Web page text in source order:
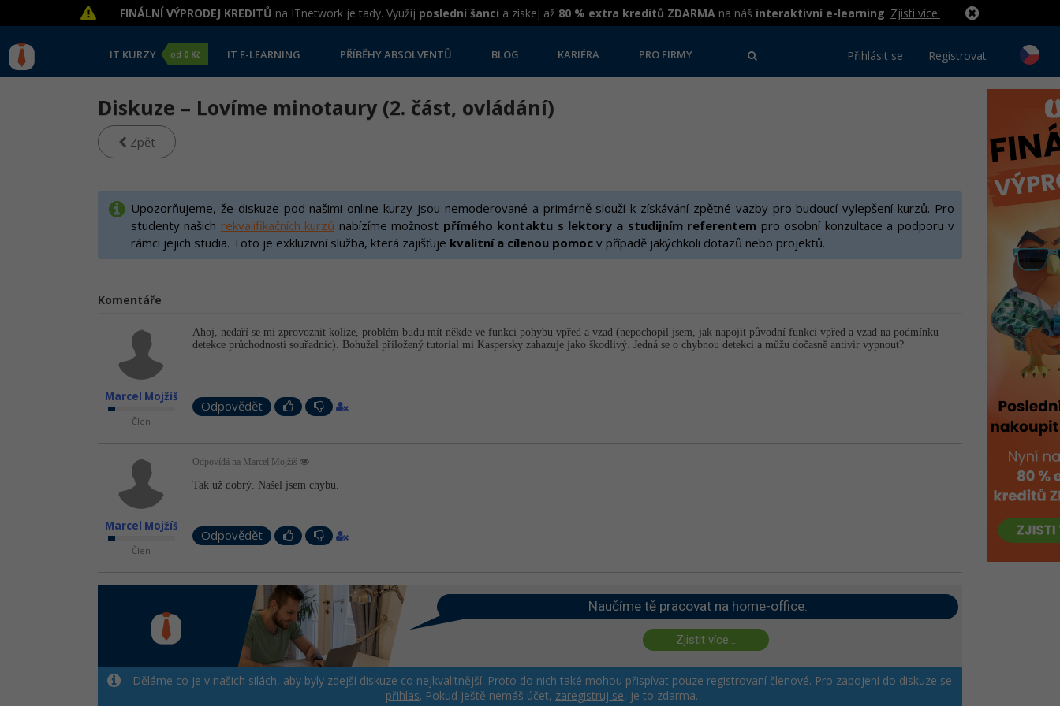
FINÁLNÍ VÝPRODEJ KREDITŮ na ITnetwork je tady. Využij poslední šanci a získej až 80 % extra kreditů ZDARMA na náš interaktivní e-learning. Zjisti více:
IT KURZY od 0 Kč IT E-LEARNING PŘÍBĚHY ABSOLVENTŮ BLOG KARIÉRA PRO FIRMY Přihlásit se Registrovat
Diskuze – Lovíme minotaury (2. část, ovládání)
Zpět
Upozorňujeme, že diskuze pod našimi online kurzy jsou nemoderované a primárně slouží k získávání zpětné vazby pro budoucí vylepšení kurzů. Pro
studenty našich rekvalifikačních kurzů nabízíme možnost přímého kontaktu s lektory a studijním referentem pro osobní konzultace a podporu v
rámci jejich studia. Toto je exkluzivní služba, která zajišťuje kvalitní a cílenou pomoc v případě jakýchkoli dotazů nebo projektů.
Komentáře
Marcel Mojžíš
Člen
Ahoj, nedaří se mi zprovoznit kolize, problém budu mít někde ve funkci pohybu vpřed a vzad (nepochopil jsem, jak napojit původní funkci vpřed a vzad na podmínku
detekce průchodnosti souřadnic). Bohužel přiložený tutorial mi Kaspersky zahazuje jako škodlivý. Jedná se o chybnou detekci a můžu dočasně antivir vypnout?
Odpovědět
Marcel Mojžíš
Člen
Odpovídá na Marcel Mojžíš
Tak už dobrý. Našel jsem chybu.
Odpovědět
Naučíme tě pracovat na home-office.
Zjistit více...
Děláme co je v našich silách, aby byly zdejší diskuze co nejkvalitnější. Proto do nich také mohou přispívat pouze registrovaní členové. Pro zapojení do diskuze se
přihlas. Pokud ještě nemáš účet, zaregistruj se, je to zdarma.